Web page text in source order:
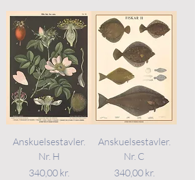
Anskuelsestavler.
Nr. H
Pris
340,00 kr.
Anskuelsestavler.
Nr. C
Pris
340,00 kr.